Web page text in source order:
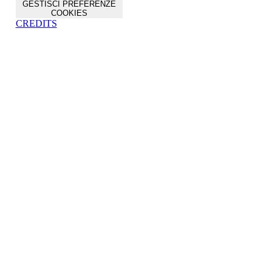
GESTISCI PREFERENZE
COOKIES
CREDITS